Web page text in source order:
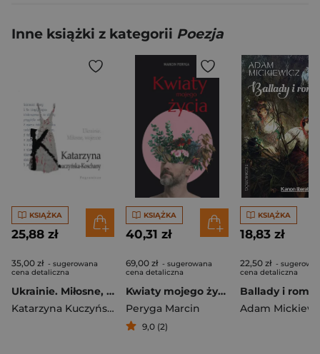
Inne książki z kategorii Poezja
KSIĄŻKA
25,88 zł
35,00 zł - sugerowana
cena detaliczna
Ukrainie. Miłosne, wojenne.
Katarzyna Kuczyńska-Koschany
KSIĄŻKA
40,31 zł
69,00 zł - sugerowana
cena detaliczna
Kwiaty mojego życia
Peryga Marcin
9,0 (2)
KSIĄŻKA
18,83 zł
22,50 zł -
cena detaliczna
Adam